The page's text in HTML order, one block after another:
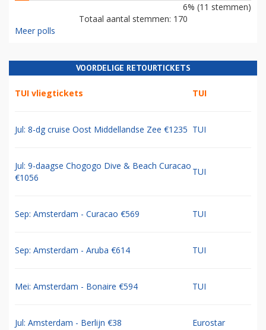
6% (11 stemmen)
Totaal aantal stemmen: 170
Meer polls
VOORDELIGE RETOURTICKETS
TUI vliegtickets TUI
Jul: 8-dg cruise Oost Middellandse Zee €1235 TUI
Jul: 9-daagse Chogogo Dive & Beach Curacao
€1056
TUI
Sep: Amsterdam - Curacao €569 TUI
Sep: Amsterdam - Aruba €614 TUI
Mei: Amsterdam - Bonaire €594 TUI
Jul: Amsterdam - Berlijn €38 Eurostar